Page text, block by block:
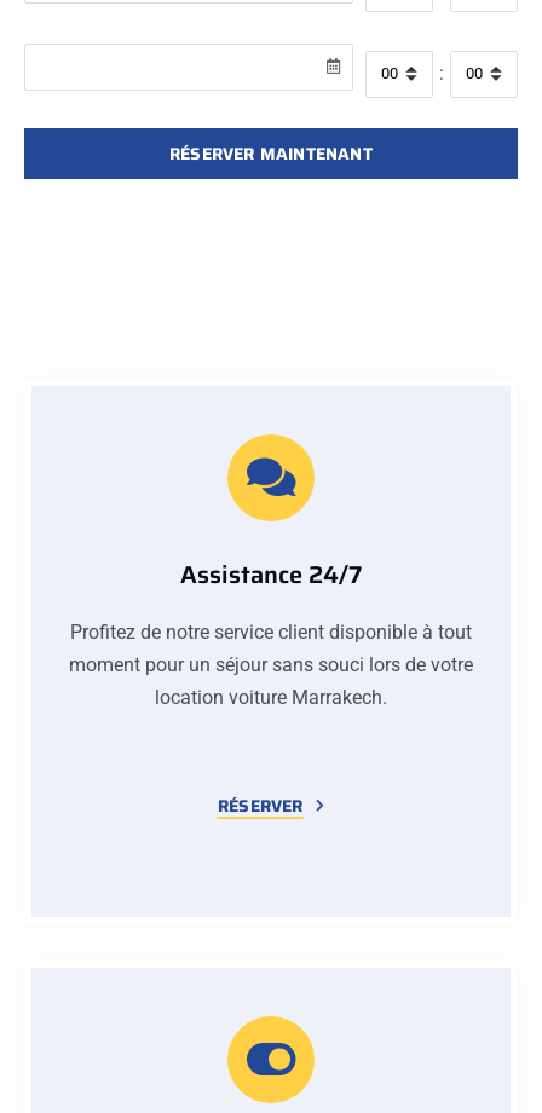
:
RÉSERVER MAINTENANT
Assistance 24/7
Profitez de notre service client disponible à tout
moment pour un séjour sans souci lors de votre
location voiture Marrakech.
RÉSERVER